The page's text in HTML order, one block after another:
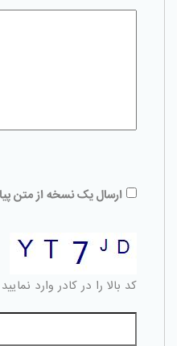
ارسال یک نسخه از متن
کد بالا را در کادر وارد